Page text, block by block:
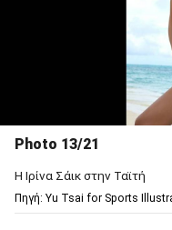
Photo 13/21
Η Ιρίνα Σάικ στην Ταϊτή
Πηγή: Υu Tsai for Sports